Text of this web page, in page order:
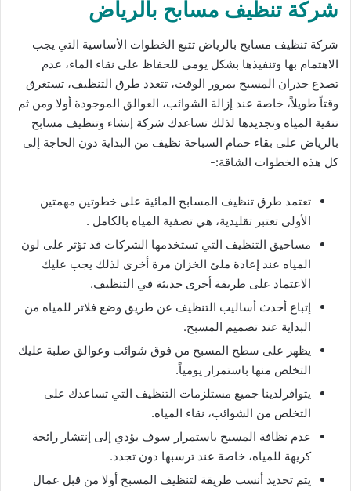
شركة تنظيف مسابح بالرياض
شركة تنظيف مسابح بالرياض تتبع الخطوات الأساسية التي يجب
الاهتمام بها وتنفيذها بشكل يومي للحفاظ على نقاء الماء، عدم
تصدع جدران المسبح بمرور الوقت، تتعدد طرق التنظيف، تستغرق
وقتاً طويلاً، خاصة عند إزالة الشوائب، العوالق الموجودة أولا ومن ثم
تنقية المياه وتجديدها لذلك تساعدك شركة إنشاء وتنظيف مسابح
بالرياض على بقاء حمام السباحة نظيف من البداية دون الحاجة إلى
كل هذه الخطوات الشاقة:-
تعتمد طرق تنظيف المسابح المائية على خطوتين مهمتين
الأولى تعتبر تقليدية، هي تصفية المياه بالكامل .
مساحيق التنظيف التي تستخدمها الشركات قد تؤثر على لون
المياه عند إعادة ملئ الخزان مرة أخرى لذلك يجب عليك
الاعتماد على طريقة أخرى حديثة في التنظيف.
إتباع أحدث أساليب التنظيف عن طريق وضع فلاتر للمياه من
البداية عند تصميم المسبح.
يظهر على سطح المسبح من فوق شوائب وعوالق صلبة عليك
التخلص منها باستمرار يومياً.
يتوافرلدينا جميع مستلزمات التنظيف التي تساعدك على
التخلص من الشوائب، نقاء المياه.
عدم نظافة المسبح باستمرار سوف يؤدي إلى إنتشار رائحة
كريهة للمياه، خاصة عند ترسبها دون تجدد.
يتم تحديد أنسب طريقة لتنظيف المسبح أولا من قبل عمال